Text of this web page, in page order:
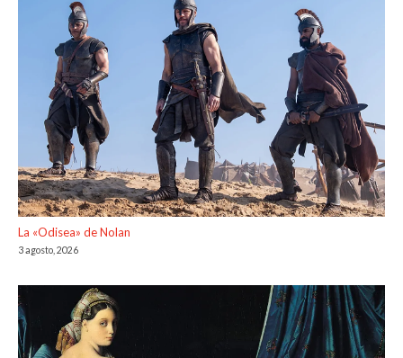
La «Odisea» de Nolan
3 agosto, 2026